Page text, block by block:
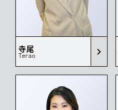
寺尾
Terao